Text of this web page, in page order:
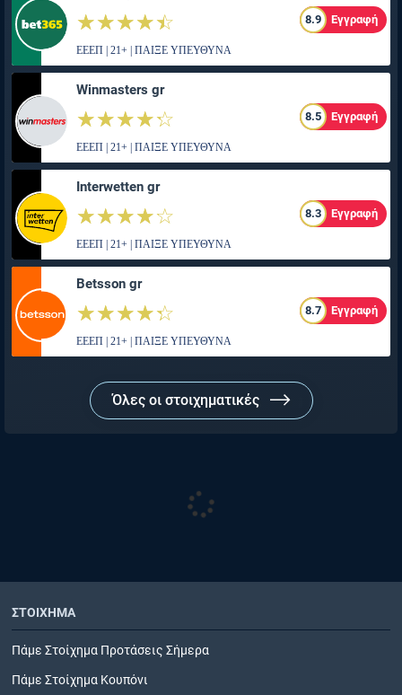
☆☆☆☆☆
★★★★★ 8.9 Εγγραφή
ΕΕΕΠ | 21+ | ΠΑΙΞΕ ΥΠΕΥΘΥΝΑ
Winmasters gr
☆☆☆☆☆
★★★★★ 8.5 Εγγραφή
ΕΕΕΠ | 21+ | ΠΑΙΞΕ ΥΠΕΥΘΥΝΑ
Interwetten gr
☆☆☆☆☆
★★★★★ 8.3 Εγγραφή
ΕΕΕΠ | 21+ | ΠΑΙΞΕ ΥΠΕΥΘΥΝΑ
Betsson gr
☆☆☆☆☆
★★★★★ 8.7 Εγγραφή
ΕΕΕΠ | 21+ | ΠΑΙΞΕ ΥΠΕΥΘΥΝΑ
Όλες οι στοιχηματικές
ΣΤΟΙΧΗΜΑ
Πάμε Στοίχημα Προτάσεις Σήμερα
Πάμε Στοίχημα Κουπόνι